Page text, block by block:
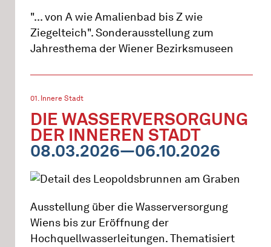
"... von A wie Amalienbad bis Z wie
Ziegelteich". Sonderausstellung zum
Jahresthema der Wiener Bezirksmuseen
01. Innere Stadt
DIE WASSERVERSORGUNG
DER INNEREN STADT
08.03.2026—06.10.2026
Ausstellung über die Wasserversorgung
Wiens bis zur Eröffnung der
Hochquellwasserleitungen. Thematisiert